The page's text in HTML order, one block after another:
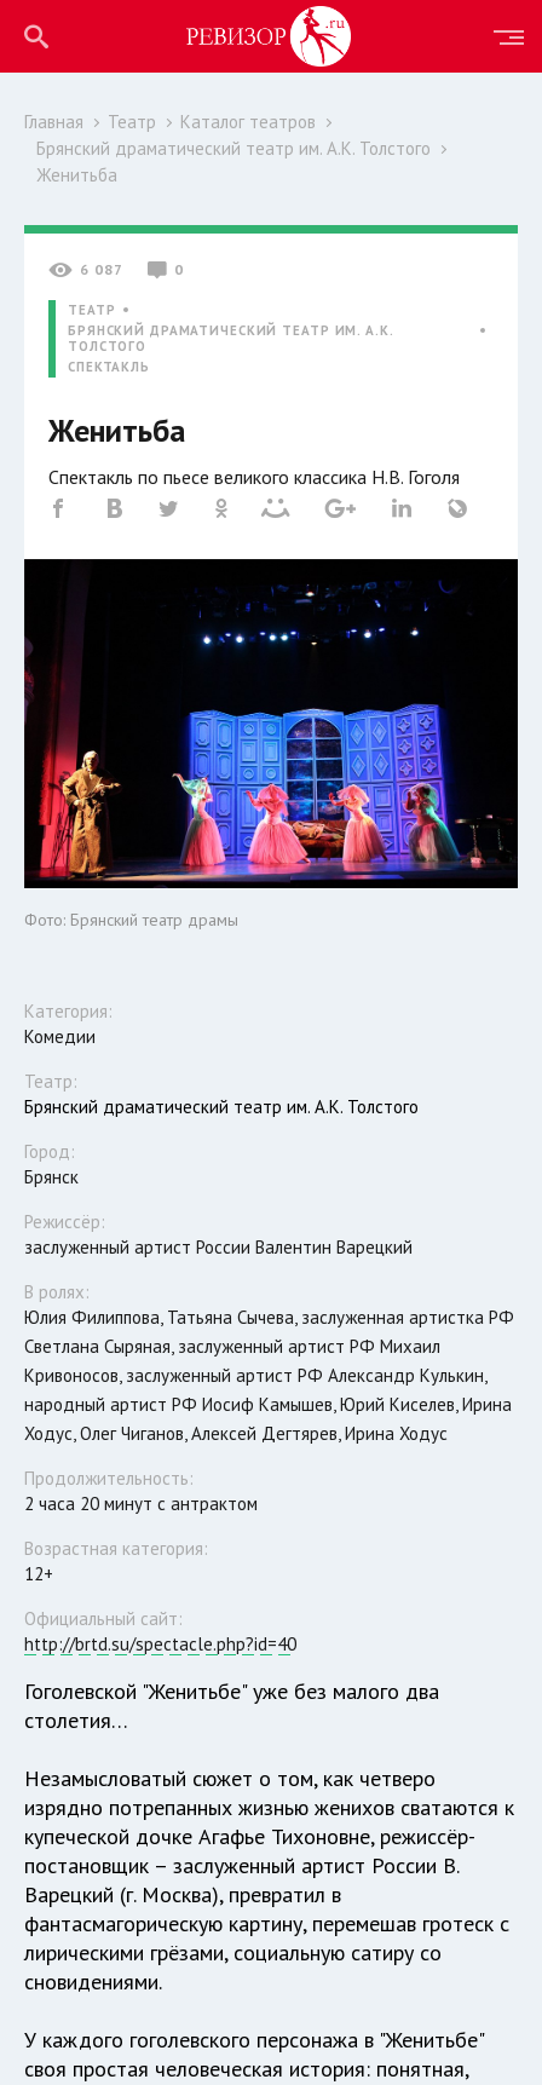
Главная Театр
Каталог театров
Брянский драматический театр им. А.К. Толстого
Женитьба
6 087 0
ТЕАТР
БРЯНСКИЙ ДРАМАТИЧЕСКИЙ ТЕАТР ИМ. А.К.
ТОЛСТОГО
СПЕКТАКЛЬ
Женитьба
Спектакль по пьесе великого классика Н.В. Гоголя
Фото: Брянский театр драмы
Категория:
Комедии
Театр:
Брянский драматический театр им. А.К. Толстого
Город:
Брянск
Режиссёр:
заслуженный артист России Валентин Варецкий
В ролях:
Юлия Филиппова, Татьяна Сычева, заслуженная артистка РФ
Светлана Сыряная, заслуженный артист РФ Михаил
Кривоносов, заслуженный артист РФ Александр Кулькин,
народный артист РФ Иосиф Камышев, Юрий Киселев, Ирина
Ходус, Олег Чиганов, Алексей Дегтярев, Ирина Ходус
Продолжительность:
2 часа 20 минут с антрактом
Возрастная категория:
12+
Официальный сайт:
http://brtd.su/spectacle.php?id=40
Гоголевской "Женитьбе" уже без малого два
столетия…
Незамысловатый сюжет о том, как четверо
изрядно потрепанных жизнью женихов сватаются к
купеческой дочке Агафье Тихоновне, режиссёр-
постановщик – заслуженный артист России В.
Варецкий (г. Москва), превратил в
фантасмагорическую картину, перемешав гротеск с
лирическими грёзами, социальную сатиру со
сновидениями.
У каждого гоголевского персонажа в "Женитьбе"
своя простая человеческая история: понятная,